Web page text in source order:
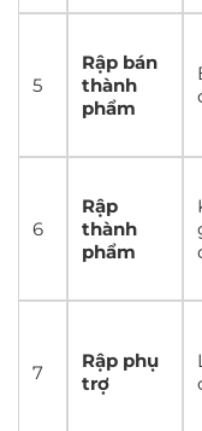
5
Rập bán
thành
phẩm
6
Rập
thành
phẩm
7
Rập phụ
trợ